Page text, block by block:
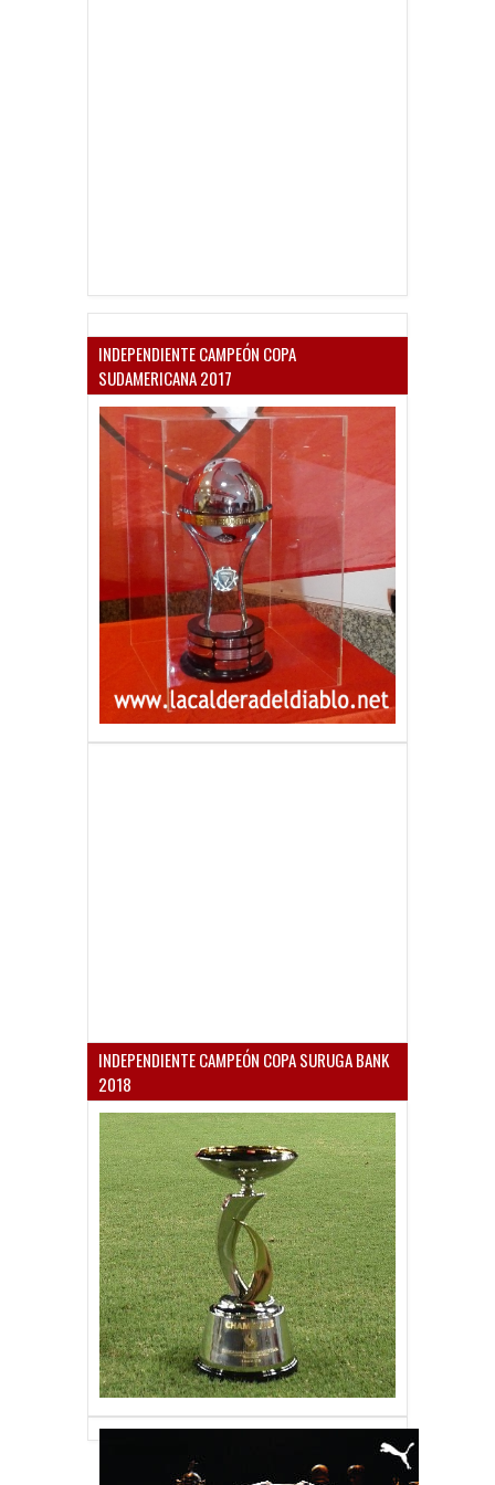
INDEPENDIENTE CAMPEÓN COPA
SUDAMERICANA 2017
INDEPENDIENTE CAMPEÓN COPA SURUGA BANK
2018